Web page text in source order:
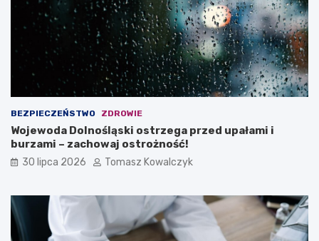
BEZPIECZEŃSTWO ZDROWIE
Wojewoda Dolnośląski ostrzega przed upałami i
burzami – zachowaj ostrożność!
30 lipca 2026 Tomasz Kowalczyk